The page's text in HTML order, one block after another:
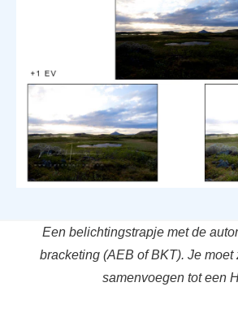
Een belichtingstrapje met de
bracketing (AEB of BKT). Je moet
samenvoegen tot een